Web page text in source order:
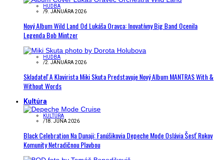
HUDBA
/9. JANUÁRA 2026
Nový Album Wild Land Od Lukáša Oravca: Inovatívny Big Band Ocenila
Legenda Bob Mintzer
HUDBA
/2. JANUÁRA 2026
Skladateľ A Klavirista Miki Skuta Predstavuje Nový Album MANTRAS With &
Without Words
Kultúra
KULTÚRA
/18. JÚNA 2026
Black Celebration Na Dunaji: Fanúšikovia Depeche Mode Oslávia Šesť Rokov
Komunity Netradičnou Plavbou